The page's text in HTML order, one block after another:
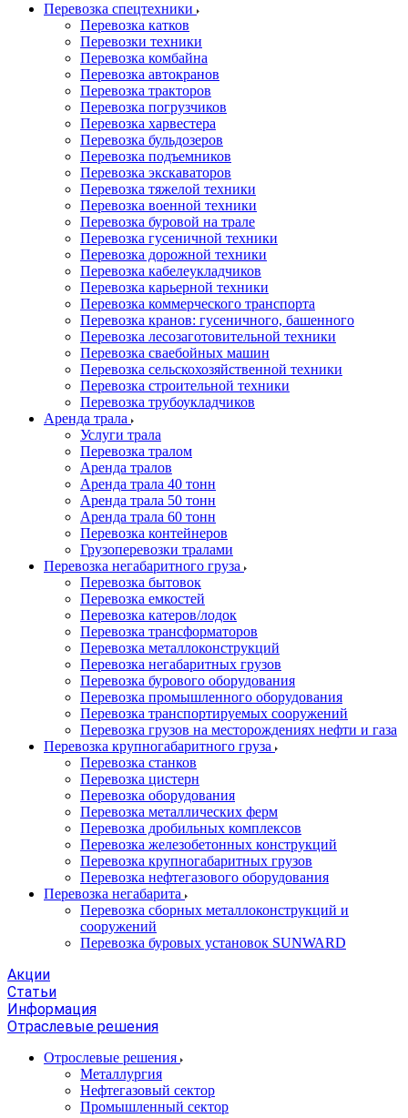
Перевозка спецтехники
Перевозка катков
Перевозки техники
Перевозка комбайна
Перевозка автокранов
Перевозка тракторов
Перевозка погрузчиков
Перевозка харвестера
Перевозка бульдозеров
Перевозка подъемников
Перевозка экскаваторов
Перевозка тяжелой техники
Перевозка военной техники
Перевозка буровой на трале
Перевозка гусеничной техники
Перевозка дорожной техники
Перевозка кабелеукладчиков
Перевозка карьерной техники
Перевозка коммерческого транспорта
Перевозка кранов: гусеничного, башенного
Перевозка лесозаготовительной техники
Перевозка сваебойных машин
Перевозка сельскохозяйственной техники
Перевозка строительной техники
Перевозка трубоукладчиков
Аренда трала
Услуги трала
Перевозка тралом
Аренда тралов
Аренда трала 40 тонн
Аренда трала 50 тонн
Аренда трала 60 тонн
Перевозка контейнеров
Грузоперевозки тралами
Перевозка негабаритного груза
Перевозка бытовок
Перевозка емкостей
Перевозка катеров/лодок
Перевозка трансформаторов
Перевозка металлоконструкций
Перевозка негабаритных грузов
Перевозка бурового оборудования
Перевозка промышленного оборудования
Перевозка транспортируемых сооружений
Перевозка грузов на месторождениях нефти и газа
Перевозка крупногабаритного груза
Перевозка станков
Перевозка цистерн
Перевозка оборудования
Перевозка металлических ферм
Перевозка дробильных комплексов
Перевозка железобетонных конструкций
Перевозка крупногабаритных грузов
Перевозка нефтегазового оборудования
Перевозка негабарита
Перевозка сборных металлоконструкций и
сооружений
Перевозка буровых установок SUNWARD
Акции
Статьи
Информация
Отраслевые решения
Отрослевые решения
Металлургия
Нефтегазовый сектор
Промышленный сектор